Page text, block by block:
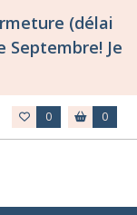
(délai
Je
0 0